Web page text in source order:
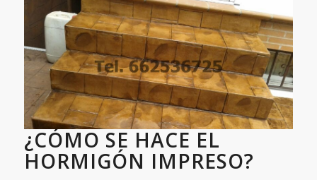
¿CÓMO SE HACE EL
HORMIGÓN IMPRESO?